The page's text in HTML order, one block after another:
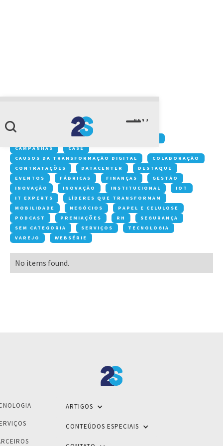
MENU
CIO
ACONTECE NA 2S
CAMPANHAS
CASE
CAUSOS DA TRANSFORMAÇÃO DIGITAL
COLABORAÇÃO
CONTRATAÇÕES
DATACENTER
DESTAQUE
EVENTOS
FÁBRICAS FINANÇAS
GESTÃO
INOVAÇÃO
INOVAÇÃO INSTITUCIONAL
IOT
IT EXPERTS
LÍDERES QUE TRANSFORMAM
MOBILIDADE
NEGÓCIOS
PAPEL E CELULOSE
PODCAST
PREMIAÇÕES RH
SEGURANÇA
SEM CATEGORIA
SERVIÇOS
TECNOLOGIA
VAREJO
WEBSÉRIE
No items found.
ARTIGOS
CONTEÚDOS ESPECIAIS